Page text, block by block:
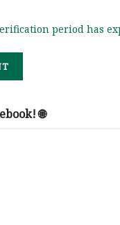
period has
🌐